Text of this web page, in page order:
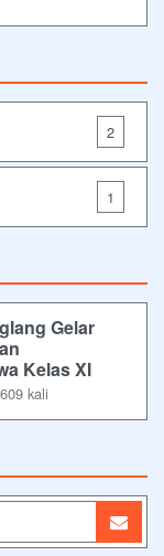
2
1
Gelar
Kelas XI
kali